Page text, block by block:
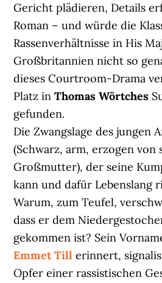
Gericht plädieren, Details
Roman – und würde die
Rassenverhältnisse in His
Großbritannien nicht so
dieses Courtroom-Drama
Platz inThomas Wörtches
gefunden.
Die Zwangslage des jungen
(Schwarz, arm, erzogen von
Großmutter), der seine
kann und dafür Lebenslang
Warum, zum Teufel,
dass er dem
gekommen ist? Sein
Emmet Till erinnert,
Opfer einer rassistischen